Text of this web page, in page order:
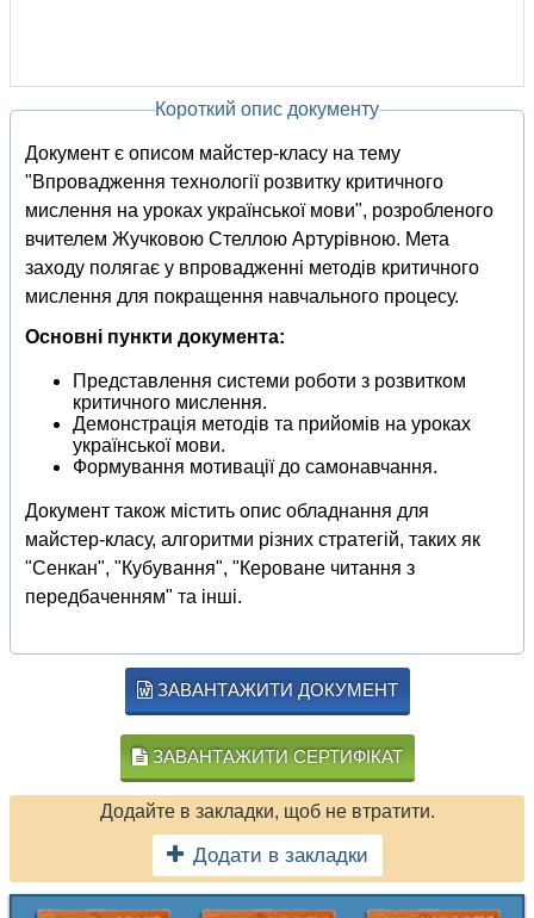
Короткий опис документу
Документ є описом майстер-класу на тему
"Впровадження технології розвитку критичного
мислення на уроках української мови", розробленого
вчителем Жучковою Стеллою Артурівною. Мета
заходу полягає у впровадженні методів критичного
мислення для покращення навчального процесу.
Основні пункти документа:
Представлення системи роботи з розвитком
критичного мислення.
Демонстрація методів та прийомів на уроках
української мови.
Формування мотивації до самонавчання.
Документ також містить опис обладнання для
майстер-класу, алгоритми різних стратегій, таких як
"Сенкан", "Кубування", "Кероване читання з
передбаченням" та інші.
ЗАВАНТАЖИТИ ДОКУМЕНТ
ЗАВАНТАЖИТИ СЕРТИФІКАТ
Додайте в закладки, щоб не втратити.
Додати в закладки